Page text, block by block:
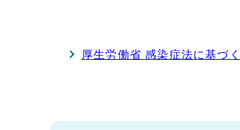
厚生労働省 感染症法に基づ